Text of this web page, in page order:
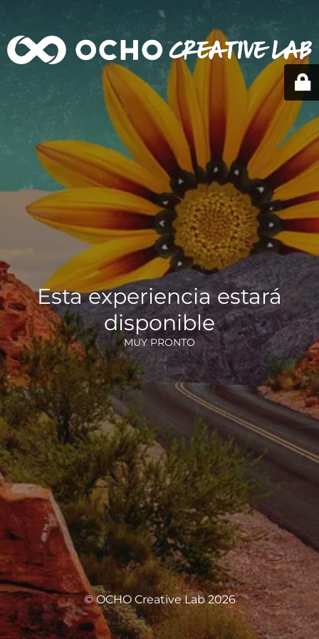
Esta experiencia estará
disponible
MUY PRONTO
© OCHO Creative Lab 2026